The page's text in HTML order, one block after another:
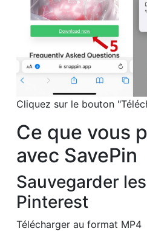
Cliquez sur le bouton
Ce que vous
avec SavePin
Sauvegarder
Pinterest
Télécharger au format MP4